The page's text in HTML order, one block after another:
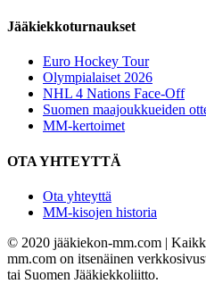
Jääkiekkoturnaukset
Euro Hockey Tour
Olympialaiset 2026
NHL 4 Nations Face-Off
Suomen maajoukkueiden
MM-kertoimet
OTA YHTEYTTÄ
Ota yhteyttä
MM-kisojen historia
© 2020 jääkiekon-mm.com |
mm.com on itsenäinen
tai Suomen Jääkiekkoliitto.